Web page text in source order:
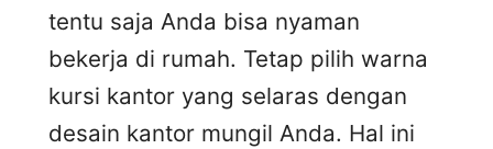
tentu saja Anda bisa nyaman
bekerja di rumah. Tetap pilih warna
kursi kantor yang selaras dengan
desain kantor mungil Anda. Hal ini